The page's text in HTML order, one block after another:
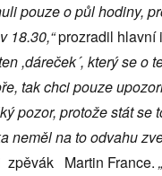
pouze o půl hodiny,
18.30,“prozradil hlavní
,dáreček´, který se o
tak chci pouze
pozor, protože stát
neměl na to odvahu
zpěvák Martin France.